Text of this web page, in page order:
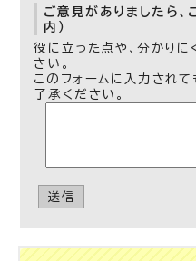
ご意見がありましたら、
内）
役に立った点や、分かり
さい。
このフォームに入力され
了承ください。
送信